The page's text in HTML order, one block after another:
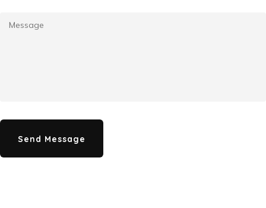
Send Message